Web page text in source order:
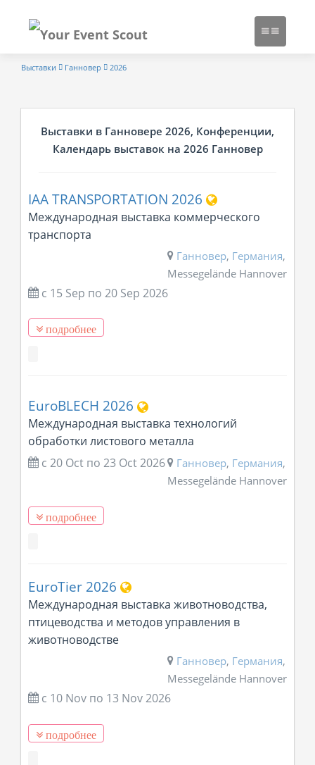
Выставки Ганновер 2026
Выставки в Ганновере 2026, Конференции,
Календарь выставок на 2026 Ганновер
IAA TRANSPORTATION 2026
Международная выставка коммерческого
транспорта
Ганновер, Германия,
Messegelände Hannover
с 15 Sep по 20 Sep 2026
подробнее
EuroBLECH 2026
Международная выставка технологий
обработки листового металла
Ганновер, Германия,
Messegelände Hannover
с 20 Oct по 23 Oct 2026
подробнее
EuroTier 2026
Международная выставка животноводства,
птицеводства и методов управления в
животноводстве
Ганновер, Германия,
Messegelände Hannover
с 10 Nov по 13 Nov 2026
подробнее